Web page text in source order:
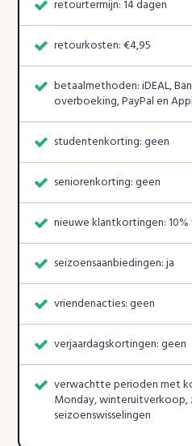
retourtermijn: 14 dagen
retourkosten: €4,95
betaalmethoden: iDEAL,
overboeking, PayPal en
studentenkorting: geen
seniorenkorting: geen
nieuwe klantkortingen:
seizoensaanbiedingen: ja
vriendenacties: geen
verjaardagskortingen: geen
verwachtte perioden met
Monday,
seizoenswisselingen